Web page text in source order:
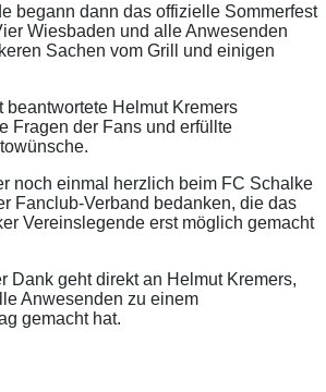
begann dann das offizielle Sommerfest
Wiesbaden und alle Anwesenden
Sachen vom Grill und einigen
beantwortete Helmut Kremers
Fragen der Fans und erfüllte
noch einmal herzlich beim FC Schalke
Fanclub-Verband bedanken, die das
Vereinslegende erst möglich gemacht
Dank geht direkt an Helmut Kremers,
Anwesenden zu einem
gemacht hat.